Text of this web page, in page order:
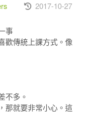
2017-10-27
事
歡傳統上課方式。像
不多。
那就要非常小心。這